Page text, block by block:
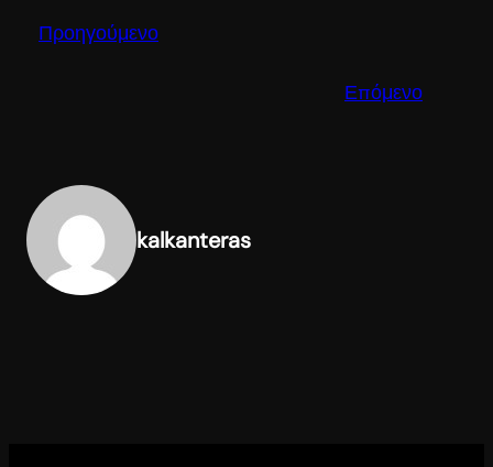
Προηγούμενο
Επόμενο
kalkanteras